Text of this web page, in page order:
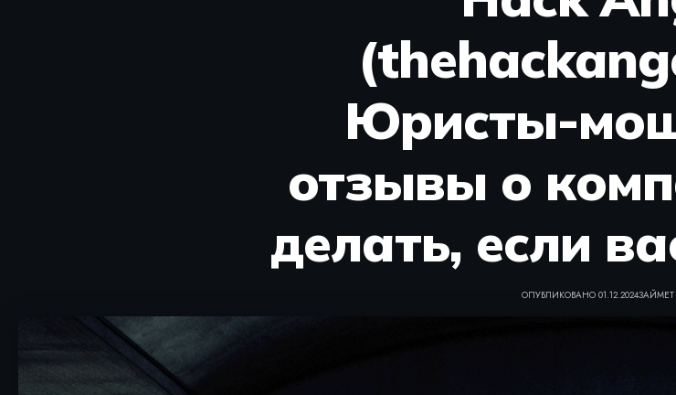
Юристы-
отзывы о
делать, если
ОПУБЛИКОВАНО 01.12.2024